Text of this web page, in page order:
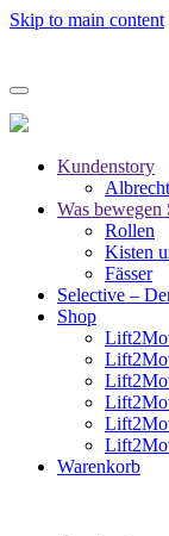
Skip to main content
Kundenstory
Was bewegen
Rollen
Kisten
Fässer
Selective –
Shop
Warenkorb